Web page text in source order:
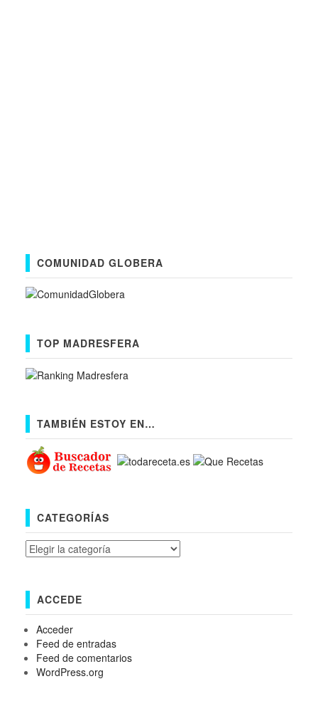
COMUNIDAD GLOBERA
TOP MADRESFERA
TAMBIÉN ESTOY EN…
CATEGORÍAS
Categorías
ACCEDE
Acceder
Feed de entradas
Feed de comentarios
WordPress.org